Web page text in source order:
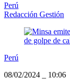
Perú
Redacción Gestión
Perú
08/02/2024
10:06